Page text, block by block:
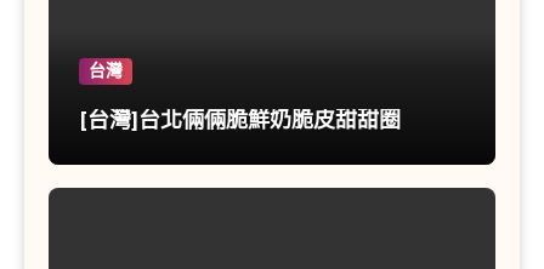
台灣
[台灣]台北倆倆脆鮮奶脆皮甜甜圈